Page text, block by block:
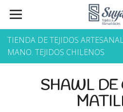
TIENDA DE TEJIDOS
MANO. TEJIDOS CHILENOS
SHAWL DE